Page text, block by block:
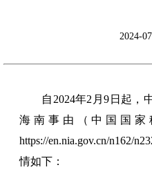
2024-
自2024年2月9日起，中
海南事由（中国国家
https://en.nia.gov.cn/n162/
情如下：